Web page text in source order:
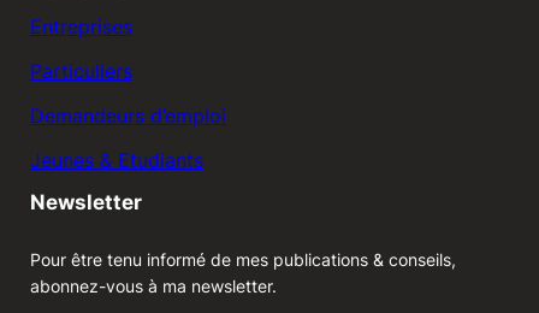
Entreprises
Particuliers
Demandeurs d’emploi
Jeunes & Etudiants
Newsletter
Pour être tenu informé de mes publications & conseils,
abonnez-vous à ma newsletter.